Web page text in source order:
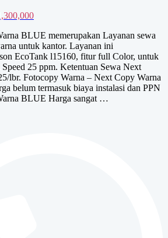
Rentang
Rp900,000
hingga
Rp1,300,000
BLUE memerupakan Layanan sewa
untuk kantor. Layanan ini
EcoTank l15160, fitur full Color, untuk
25 ppm. Ketentuan Sewa Next
lbr. Fotocopy Warna – Next Copy Warna
belum termasuk biaya instalasi dan PPN
BLUE Harga sangat …